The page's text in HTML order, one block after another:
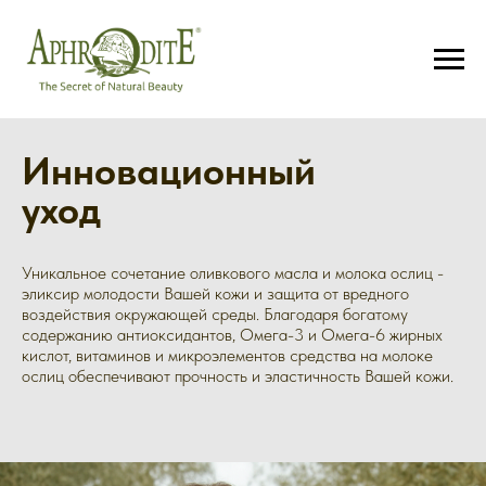
Инновационный
уход
Уникальное сочетание оливкового масла и молока ослиц -
эликсир молодости Вашей кожи и защита от вредного
воздействия окружающей среды. Благодаря богатому
содержанию антиоксидантов, Омега-3 и Омега-6 жирных
кислот, витаминов и микроэлементов средства на молоке
ослиц обеспечивают прочность и эластичность Вашей кожи.